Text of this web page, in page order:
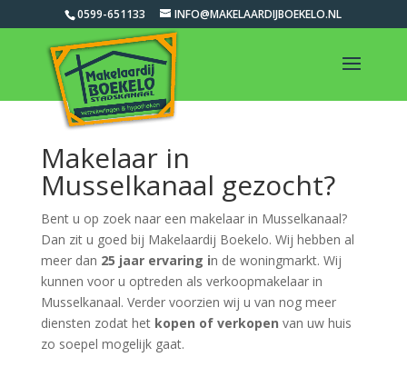
0599-651133 INFO@MAKELAARDIJBOEKELO.NL
Makelaar in
Musselkanaal gezocht?
Bent u op zoek naar een makelaar in Musselkanaal?
Dan zit u goed bij Makelaardij Boekelo. Wij hebben al
meer dan 25 jaar ervaring in de woningmarkt. Wij
kunnen voor u optreden als verkoopmakelaar in
Musselkanaal. Verder voorzien wij u van nog meer
diensten zodat het kopen of verkopen van uw huis
zo soepel mogelijk gaat.